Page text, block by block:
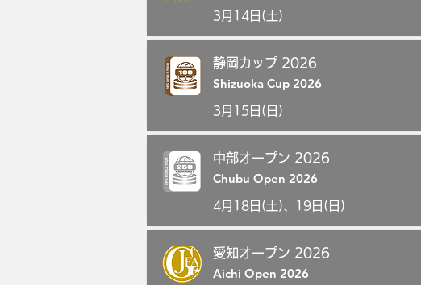
3月14日(土)
静岡カップ 2026
Shizuoka Cup 2026
3月15日(日)
中部オープン 2026
Chubu Open 2026
4月18日(土)、19日(日)
愛知オープン 2026
Aichi Open 2026